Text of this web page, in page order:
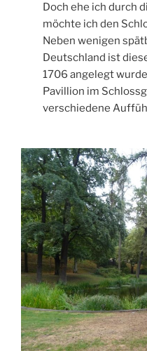
Doch ehe ich durch
möchte ich den
Neben wenigen
Deutschland ist
1706 angelegt
Pavillion im
verschiedene